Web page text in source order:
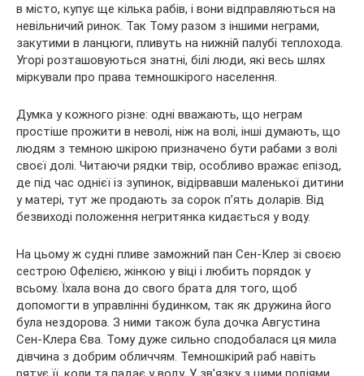
в місто, купує ще кілька рабів, і вони відправляються на
невільничий ринок. Так Тому разом з іншими неграми,
закутими в ланцюги, пливуть на нижній палубі теплохода.
Угорі розташовуються знатні, білі люди, які весь шлях
міркували про права темношкірого населення.
Думка у кожного різне: одні вважають, що неграм
простіше прожити в неволі, ніж на волі, інші думають, що
людям з темною шкірою призначено бути рабами з волі
своєї долі. Читаючи рядки твір, особливо вражає епізод,
де під час однієї із зупинок, відірвавши маленької дитини
у матері, тут же продають за сорок п’ять доларів. Від
безвиході положення негритянка кидається у воду.
На цьому ж судні пливе заможний пан Сен-Клер зі своєю
сестрою Офелією, жінкою у віці і любить порядок у
всьому. Їхала вона до свого брата для того, щоб
допомогти в управлінні будинком, так як дружина його
була нездорова. З ними також була дочка Августина
Сен-Клера Єва. Тому дуже сильно сподобалася ця мила
дівчина з добрим обличчям. Темношкірий раб навіть